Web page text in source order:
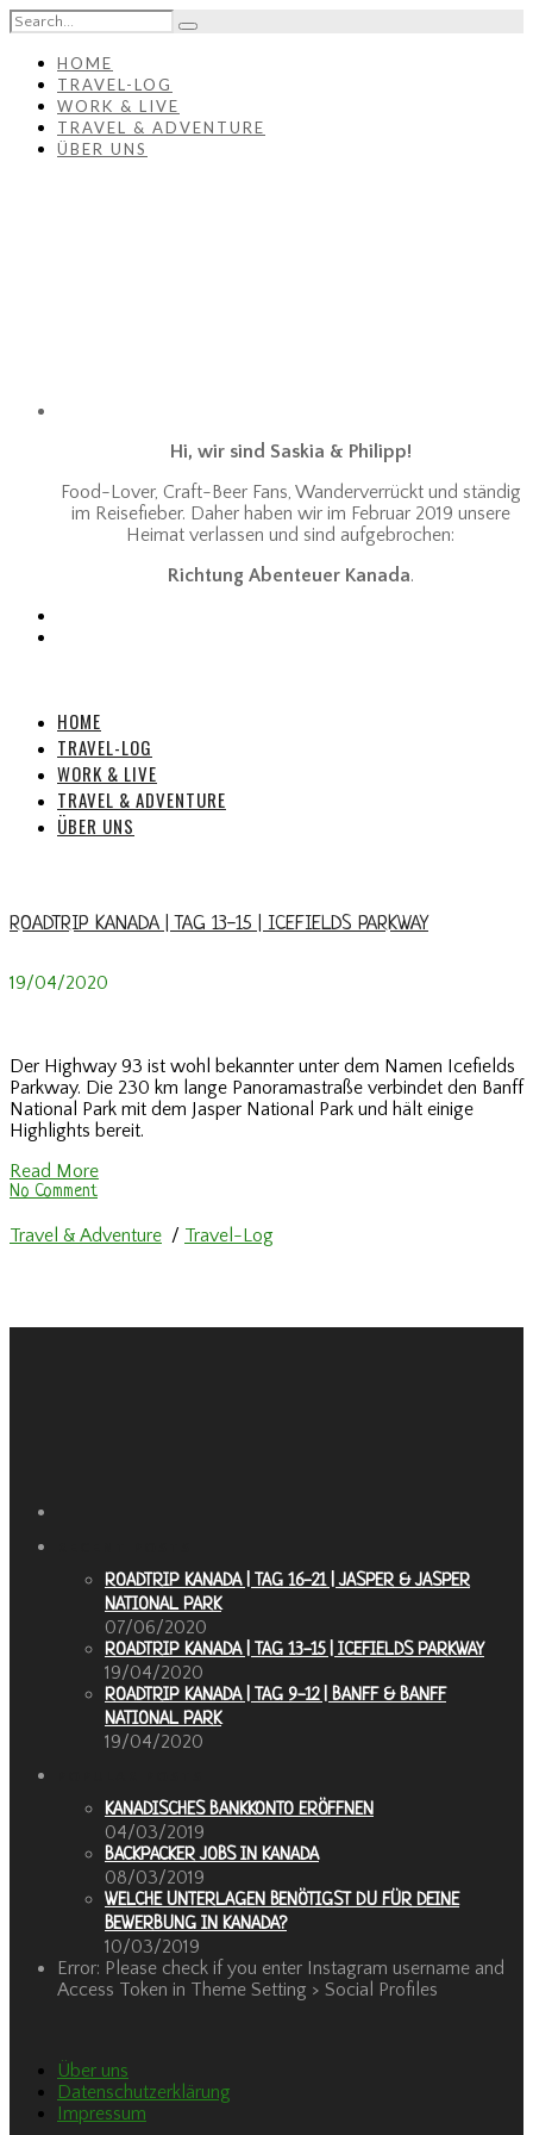
HOME
TRAVEL-LOG
WORK & LIVE
TRAVEL & ADVENTURE
ÜBER UNS
Hi, wir sind Saskia & Philipp!
Food-Lover, Craft-Beer Fans, Wanderverrückt und ständig
im Reisefieber. Daher haben wir im Februar 2019 unsere
Heimat verlassen und sind aufgebrochen:
Richtung Abenteuer Kanada.
HOME
TRAVEL-LOG
WORK & LIVE
TRAVEL & ADVENTURE
ÜBER UNS
ROADTRIP KANADA | TAG 13-15 | ICEFIELDS PARKWAY
19/04/2020
Der Highway 93 ist wohl bekannter unter dem Namen Icefields
Parkway. Die 230 km lange Panoramastraße verbindet den Banff
National Park mit dem Jasper National Park und hält einige
Highlights bereit.
Read More
No Comment
Travel & Adventure / Travel-Log
ROADTRIP KANADA | TAG 16-21 | JASPER & JASPER
NATIONAL PARK
07/06/2020
ROADTRIP KANADA | TAG 13-15 | ICEFIELDS PARKWAY
19/04/2020
ROADTRIP KANADA | TAG 9-12 | BANFF & BANFF
NATIONAL PARK
19/04/2020
KANADISCHES BANKKONTO ERÖFFNEN
04/03/2019
BACKPACKER JOBS IN KANADA
08/03/2019
WELCHE UNTERLAGEN BENÖTIGST DU FÜR DEINE
BEWERBUNG IN KANADA?
10/03/2019
Error: Please check if you enter Instagram username and
Access Token in Theme Setting > Social Profiles
Über uns
Datenschutzerklärung
Impressum